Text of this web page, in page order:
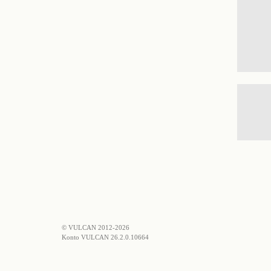
© VULCAN 2012-2026
Konto VULCAN 26.2.0.10664